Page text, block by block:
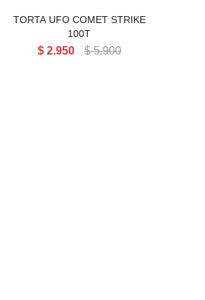
TORTA UFO COMET STRIKE
100T
$ 2.950 $ 5.900